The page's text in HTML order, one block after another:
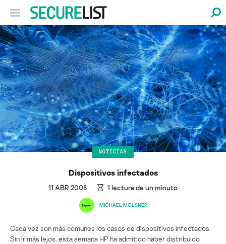
NOTICIAS
Dispositivos infectados
11 ABR 2008 1 lectura de un minuto
MICHAEL MOLSNER
Cada vez son más comunes los casos de dispositivos infectados.
Sin ir más lejos, esta semana HP ha admitido haber distribuido